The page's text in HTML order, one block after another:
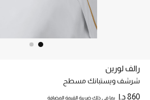
خصم حتى 70%
تسوقوا الآن
رالف لورين
شرشف ويستبانك مسطح
860 د.إ بما في ذلك ضريبة القيمة المضافة